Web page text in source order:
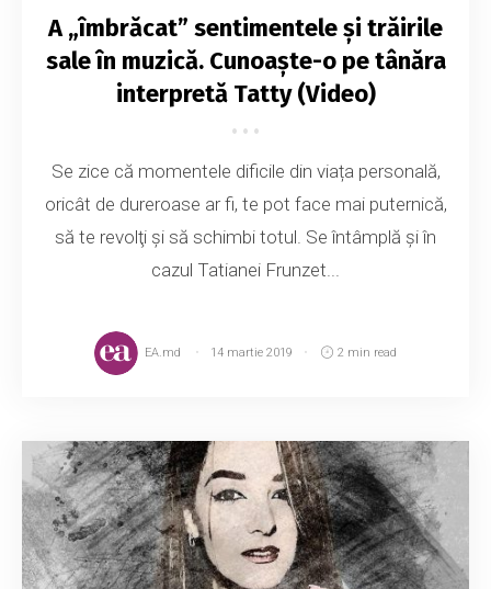
A „îmbrăcat” sentimentele și trăirile
sale în muzică. Cunoaște-o pe tânăra
interpretă Tatty (Video)
Se zice că momentele dificile din viața personală,
oricât de dureroase ar fi, te pot face mai puternică,
să te revolţi şi să schimbi totul. Se întâmplă și în
cazul Tatianei Frunzet...
EA.md 14 martie 2019 2 min read